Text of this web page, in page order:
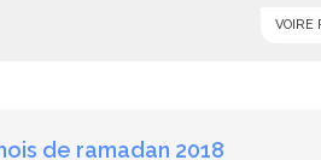
VOIRE
de ramadan 2018